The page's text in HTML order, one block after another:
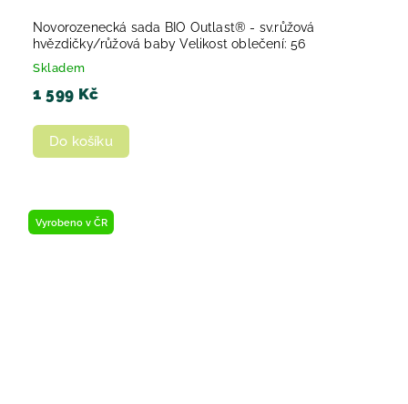
Novorozenecká sada BIO Outlast® - sv.růžová
hvězdičky/růžová baby Velikost oblečení: 56
Skladem
1 599 Kč
Do košíku
Vyrobeno v ČR